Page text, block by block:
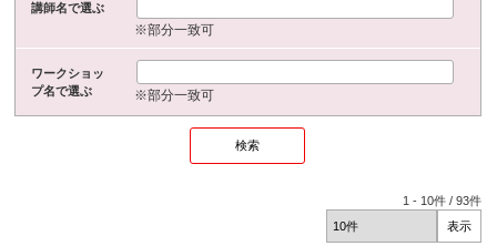
講師名で選ぶ
※部分一致可
ワークショッ
プ名で選ぶ
※部分一致可
1 - 10件 /93件